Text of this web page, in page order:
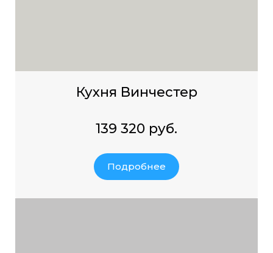
Кухня Винчестер
139 320 руб.
Подробнее